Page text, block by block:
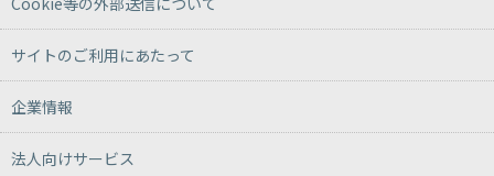
サイトのご利用にあたって
企業情報
法人向けサービス